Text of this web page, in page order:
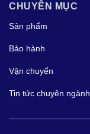
CHUYÊN MỤC
Sản phẩm
Bảo hành
Vận chuyển
Tin tức chuyên ngành